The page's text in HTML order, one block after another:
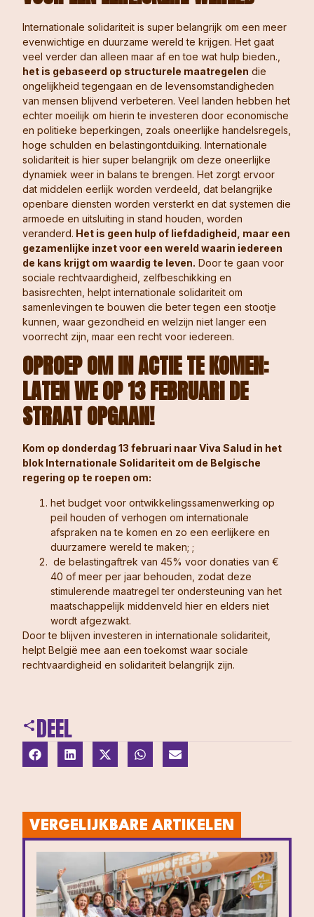
Internationale solidariteit is super belangrijk om een meer
evenwichtige en duurzame wereld te krijgen. Het gaat
veel verder dan alleen maar af en toe wat hulp bieden.,
het is gebaseerd op structurele maatregelen die
ongelijkheid tegengaan en de levensomstandigheden
van mensen blijvend verbeteren. Veel landen hebben het
echter moeilijk om hierin te investeren door economische
en politieke beperkingen, zoals oneerlijke handelsregels,
hoge schulden en belastingontduiking. Internationale
solidariteit is hier super belangrijk om deze oneerlijke
dynamiek weer in balans te brengen. Het zorgt ervoor
dat middelen eerlijk worden verdeeld, dat belangrijke
openbare diensten worden versterkt en dat systemen die
armoede en uitsluiting in stand houden, worden
veranderd. Het is geen hulp of liefdadigheid, maar een
gezamenlijke inzet voor een wereld waarin iedereen
de kans krijgt om waardig te leven. Door te gaan voor
sociale rechtvaardigheid, zelfbeschikking en
basisrechten, helpt internationale solidariteit om
samenlevingen te bouwen die beter tegen een stootje
kunnen, waar gezondheid en welzijn niet langer een
voorrecht zijn, maar een recht voor iedereen.
OPROEP OM IN ACTIE TE KOMEN:
LATEN WE OP 13 FEBRUARI DE
STRAAT OPGAAN!
Kom op donderdag 13 februari naar Viva Salud in het
blok Internationale Solidariteit om de Belgische
regering op te roepen om:
het budget voor ontwikkelingssamenwerking op
peil houden of verhogen om internationale
afspraken na te komen en zo een eerlijkere en
duurzamere wereld te maken; ;
de belastingaftrek van 45% voor donaties van €
40 of meer per jaar behouden, zodat deze
stimulerende maatregel ter ondersteuning van het
maatschappelijk middenveld hier en elders niet
wordt afgezwakt.
Door te blijven investeren in internationale solidariteit,
helpt België mee aan een toekomst waar sociale
rechtvaardigheid en solidariteit belangrijk zijn.
DEEL
VERGELIJKBARE ARTIKELEN